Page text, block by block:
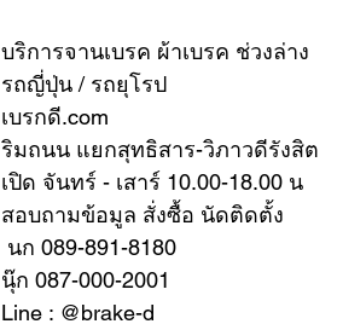
บริการจานเบรค ผ้าเบรค ช่วงล่าง
รถญี่ปุ่น / รถยุโรป
เบรกดี.com
ริมถนน แยกสุทธิสาร-วิภาวดีรังสิต
เปิด จันทร์ - เสาร์ 10.00-18.00 น
สอบถามข้อมูล สั่งซื้อ นัดติดตั้ง
นก 089-891-8180
นุ๊ก 087-000-2001
Line : @brake-d